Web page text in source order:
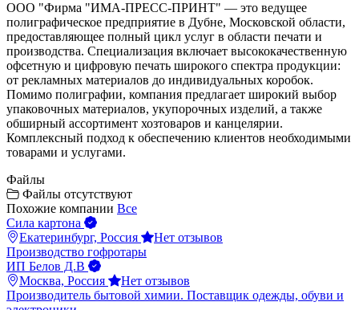
ООО "Фирма "ИМА-ПРЕСС-ПРИНТ" — это ведущее
полиграфическое предприятие в Дубне, Московской области,
предоставляющее полный цикл услуг в области печати и
производства. Специализация включает высококачественную
офсетную и цифровую печать широкого спектра продукции:
от рекламных материалов до индивидуальных коробок.
Помимо полиграфии, компания предлагает широкий выбор
упаковочных материалов, укупорочных изделий, а также
обширный ассортимент хозтоваров и канцелярии.
Комплексный подход к обеспечению клиентов необходимыми
товарами и услугами.
Файлы
Файлы отсутствуют
Похожие компании Все
Сила картона
Екатеринбург, Россия
Нет отзывов
Производство гофротары
ИП Белов Д.В
Москва, Россия
Нет отзывов
Производитель бытовой химии. Поставщик одежды, обуви и